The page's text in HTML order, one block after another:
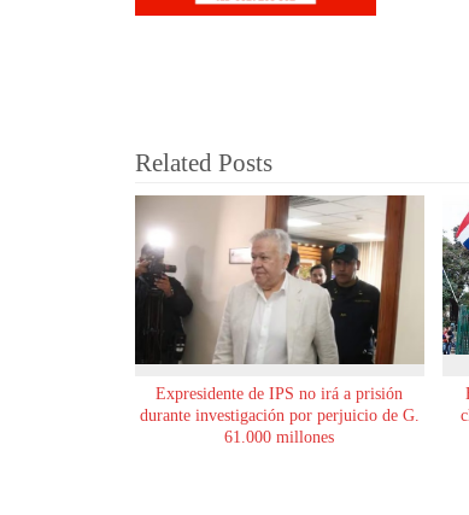
Related Posts
Expresidente de IPS no irá a prisión
durante investigación por perjuicio de G.
61.000 millones